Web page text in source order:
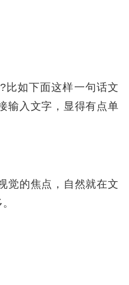
比如下面这样一句话文
输入文字，显得有点单
觉的焦点，自然就在文